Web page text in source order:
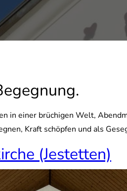
in einer brüchigen Welt,
Kraft schöpfen und als
(Jestetten)